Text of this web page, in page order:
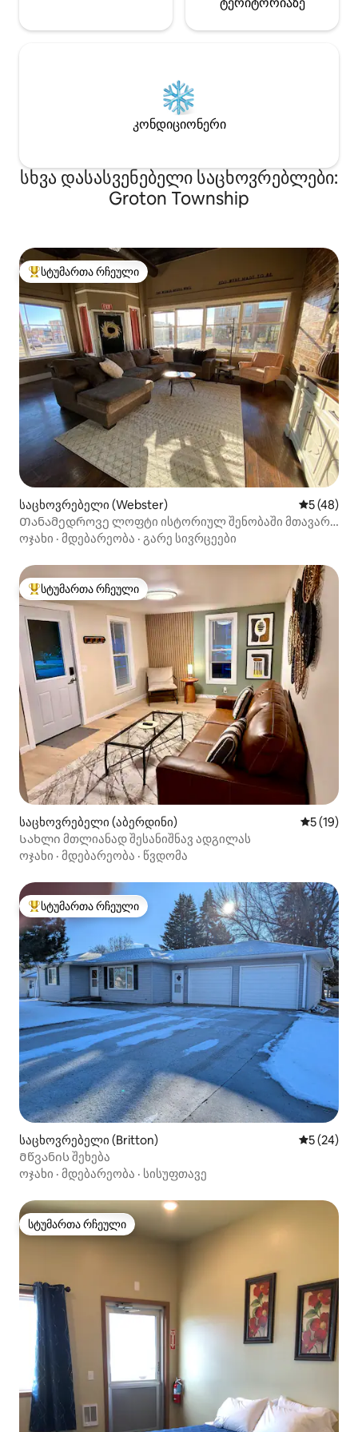
კონდიციონერი
სხვა დასასვენებელი საცხოვრებლები:
Groton Township
სტუმართა რჩეული მოწინავე ვარიანტი
სტუმართა რჩეული
საცხოვრებელი (Webster) საშუალო
5 (48)
Თანამედროვე ლოფტი ისტორიულ შენობაში მთავარ
ქუჩაზე
ოჯახი · მდებარეობა · გარე სივრცეები
სტუმართა რჩეული მოწინავე ვარიანტი
სტუმართა რჩეული
საცხოვრებელი (აბერდინი) საშუალო
5 (19)
Სახლი მთლიანად შესანიშნავ ადგილას
ოჯახი · მდებარეობა · წვდომა
სტუმართა რჩეული მოწინავე ვარიანტი
სტუმართა რჩეული
საცხოვრებელი (Britton) საშუალო
5 (24)
Მწვანის შეხება
ოჯახი · მდებარეობა · სისუფთავე
სტუმართა რჩეული
სტუმართა რჩეული